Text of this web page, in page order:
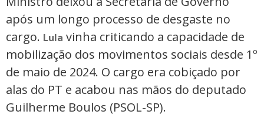
após um longo processo de desgaste no
cargo. Lula vinha criticando a capacidade de
mobilização dos movimentos sociais desde 1º
de maio de 2024. O cargo era cobiçado por
alas do PT e acabou nas mãos do deputado
Guilherme Boulos (PSOL-SP).